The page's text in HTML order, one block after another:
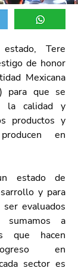
Tere
de honor
Mexicana
para que se
la calidad y
productos y
en
estado de
y para
evaluados
sumamos a
que hacen
en
sector es